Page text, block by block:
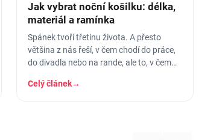
Jak vybrat noční košilku: délka,
materiál a ramínka
Spánek tvoří třetinu života. A přesto
většina z nás řeší, v čem chodí do práce,
do divadla nebo na rande, ale to, v čem
Celý článek→